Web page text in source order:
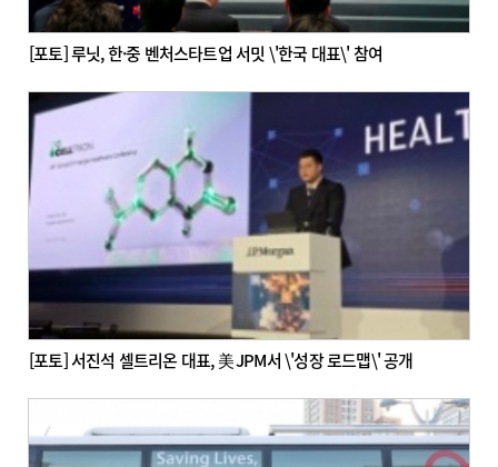
[포토] 루닛, 한·중 벤처스타트업 서밋 \'한국 대표\' 참여
[포토] 서진석 셀트리온 대표, 美 JPM서 \'성장 로드맵\' 공개